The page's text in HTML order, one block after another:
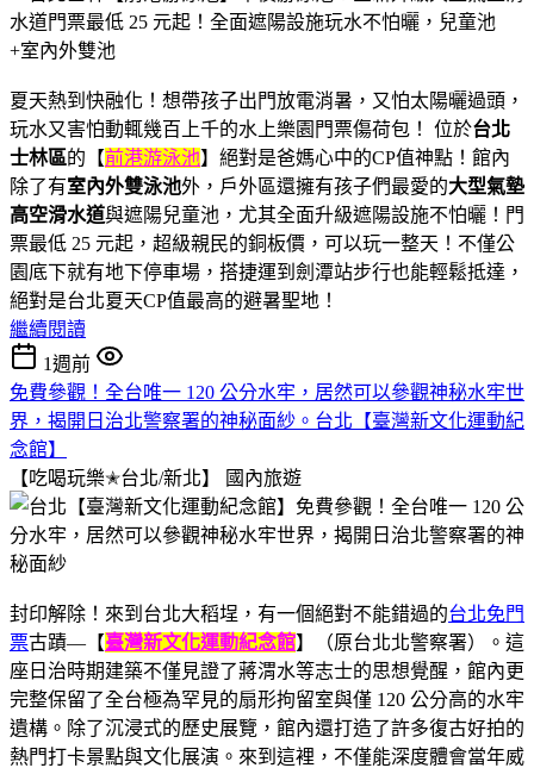
夏天熱到快融化！想帶孩子出門放電消暑，又怕太陽曬過頭，
玩水又害怕動輒幾百上千的水上樂園門票傷荷包！ 位於台北
士林區的【前港游泳池】絕對是爸媽心中的CP值神點！館內
除了有室內外雙泳池外，戶外區還擁有孩子們最愛的大型氣墊
高空滑水道與遮陽兒童池，尤其全面升級遮陽設施不怕曬！門
票最低 25 元起，超級親民的銅板價，可以玩一整天！不僅公
園底下就有地下停車場，搭捷運到劍潭站步行也能輕鬆抵達，
絕對是台北夏天CP值最高的避暑聖地！
繼續閱讀
1週前
免費參觀！全台唯一 120 公分水牢，居然可以參觀神秘水牢世
界，揭開日治北警察署的神秘面紗。台北【臺灣新文化運動紀
念館】
【吃喝玩樂✭台北/新北】
國內旅遊
封印解除！來到台北大稻埕，有一個絕對不能錯過的台北免門
票古蹟—【臺灣新文化運動紀念館】（原台北北警察署）。這
座日治時期建築不僅見證了蔣渭水等志士的思想覺醒，館內更
完整保留了全台極為罕見的扇形拘留室與僅 120 公分高的水牢
遺構。除了沉浸式的歷史展覽，館內還打造了許多復古好拍的
熱門打卡景點與文化展演。來到這裡，不僅能深度體會當年威